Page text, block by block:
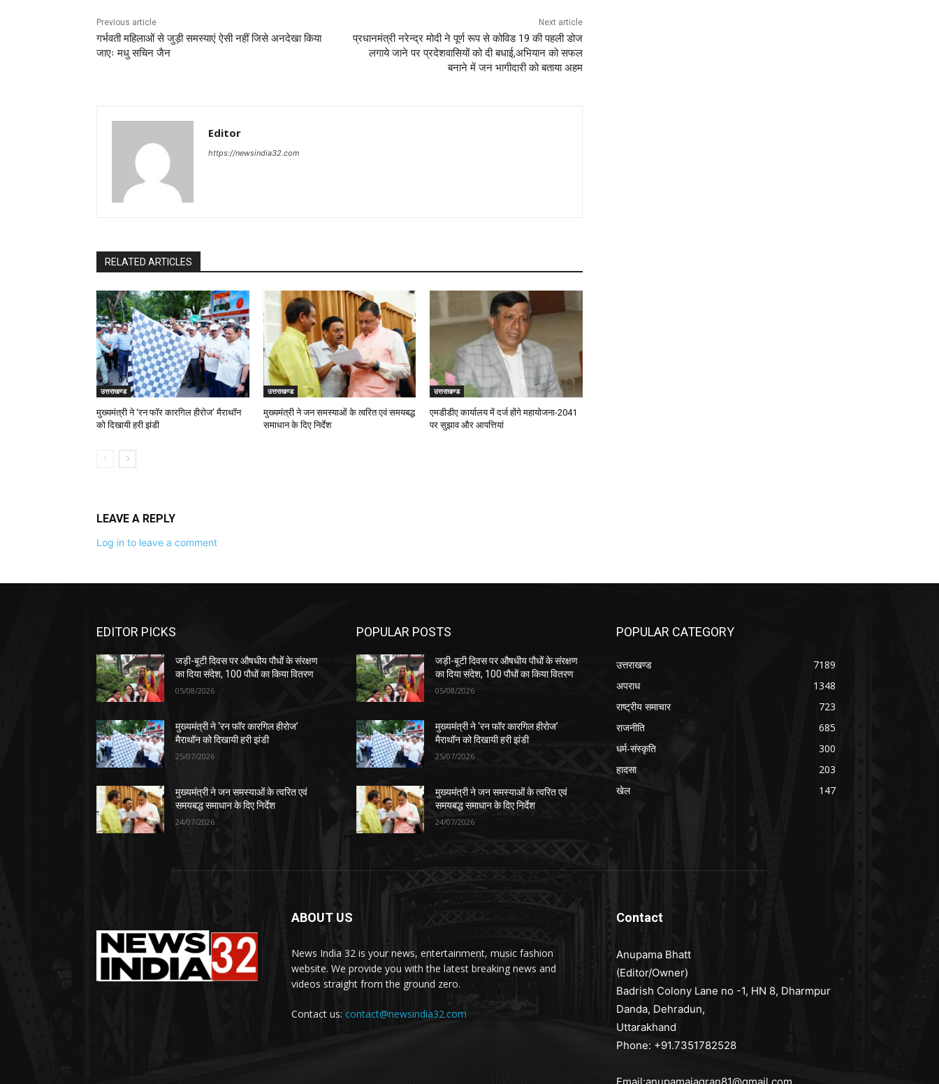
Previous article
गर्भवती महिलाओं से जुड़ी समस्याएं ऐसी नहीं जिसे अनदेखा किया
जाएः मधु सचिन जैन
Next article
प्रधानमंत्री नरेन्द्र मोदी ने पूर्ण रूप से कोविड 19 की पहली डोज
लगाये जाने पर प्रदेशवासियों को दी बधाई,अभियान को सफल
बनाने में जन भागीदारी को बताया अहम
Editor
https://newsindia32.com
RELATED ARTICLES
उत्तराखण्ड
मुख्यमंत्री ने ‘रन फॉर कारगिल हीरोज’ मैराथॉन
को दिखायी हरी झंडी
उत्तराखण्ड
मुख्यमंत्री ने जन समस्याओं के त्वरित एवं समयबद्ध
समाधान के दिए निर्देश
उत्तराखण्ड
एमडीडीए कार्यालय में दर्ज होंगे महायोजना-2041
पर सुझाव और आपत्तियां
LEAVE A REPLY
Log in to leave a comment
EDITOR PICKS
जड़ी-बूटी दिवस पर औषधीय पौधों के संरक्षण
का दिया संदेश, 100 पौधों का किया वितरण
05/08/2026
मुख्यमंत्री ने ‘रन फॉर कारगिल हीरोज’
मैराथॉन को दिखायी हरी झंडी
25/07/2026
मुख्यमंत्री ने जन समस्याओं के त्वरित एवं
समयबद्ध समाधान के दिए निर्देश
24/07/2026
POPULAR POSTS
जड़ी-बूटी दिवस पर औषधीय पौधों के संरक्षण
का दिया संदेश, 100 पौधों का किया वितरण
05/08/2026
मुख्यमंत्री ने ‘रन फॉर कारगिल हीरोज’
मैराथॉन को दिखायी हरी झंडी
25/07/2026
मुख्यमंत्री ने जन समस्याओं के त्वरित एवं
समयबद्ध समाधान के दिए निर्देश
24/07/2026
POPULAR CATEGORY
उत्तराखण्ड
7189
अपराध
1348
राष्ट्रीय समाचार
723
राजनीति
685
धर्म-संस्कृति
300
हादसा
203
खेल
147
ABOUT US
News India 32 is your news, entertainment, music fashion
website. We provide you with the latest breaking news and
videos straight from the ground zero.
Contact us: contact@newsindia32.com
Contact
Anupama Bhatt
(Editor/Owner)
Badrish Colony Lane no -1, HN 8, Dharmpur
Danda, Dehradun,
Uttarakhand
Phone: +91.7351782528